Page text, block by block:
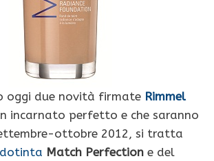
oggi due novità firmate Rimmel
incarnato perfetto e che saranno
ottobre 2012, si tratta
Match Perfection e del